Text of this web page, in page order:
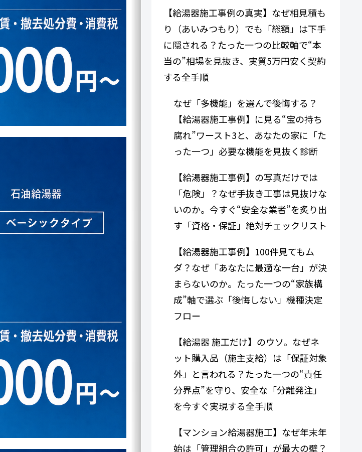
【給湯器施工事例の真実】なぜ相見積も
り（あいみつもり）でも「総額」は下手
に隠される？たった一つの比較軸で“本
当の”相場を見抜き、実質5万円安く契約
する全手順
なぜ「多機能」を選んで後悔する？
【給湯器施工事例】に見る“宝の持ち
腐れ”ワースト3と、あなたの家に「た
った一つ」必要な機能を見抜く診断
【給湯器施工事例】の写真だけでは
「危険」？なぜ手抜き工事は見抜けな
いのか。今すぐ“安全な業者”を炙り出
す「資格・保証」絶対チェックリスト
【給湯器施工事例】100件見てもム
ダ？なぜ「あなたに最適な一台」が決
まらないのか。たった一つの“家族構
成”軸で選ぶ「後悔しない」機種決定
フロー
【給湯器 施工だけ】のウソ。なぜネ
ット購入品（施主支給）は「保証対象
外」と言われる？たった一つの“責任
分界点”を守り、安全な「分離発注」
を今すぐ実現する全手順
【マンション給湯器施工】なぜ年末年
始は「管理組合の許可」が最大の壁？